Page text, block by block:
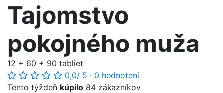
Tajomstvo
pokojného muža
12 + 60 + 90 tabliet
0,0/ 5 · 0 hodnotení
Tento týždeň kúpilo 84 zákazníkov